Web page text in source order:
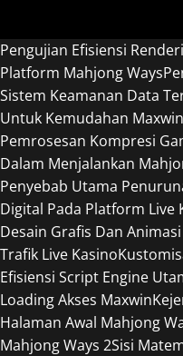
Pengujian Efisiensi
Platform Mahjong Ways
Sistem Keamanan Data
Untuk Kemudahan Maxwin
Pemrosesan Kompresi
Dalam Menjalankan
Penyebab Utama
Digital Pada Platform Live
Desain Grafis Dan
Trafik Live Kasino
Efisiensi Script Engine
Loading Akses Maxwin
Halaman Awal Mahjong
Mahjong Ways 2Sisi